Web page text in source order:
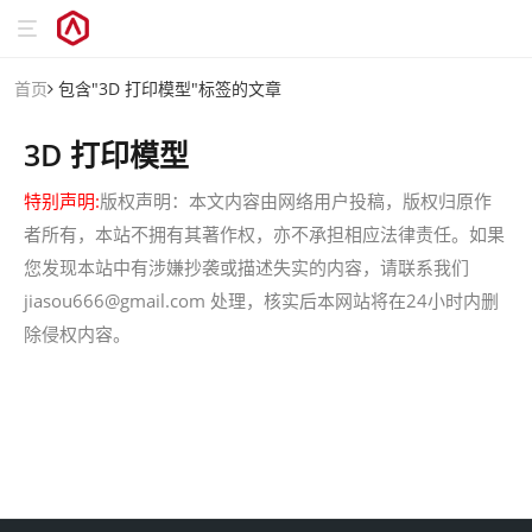
首页 包含"3D 打印模型"标签的文章
3D 打印模型
特别声明:版权声明：本文内容由网络用户投稿，版权归原作
者所有，本站不拥有其著作权，亦不承担相应法律责任。如果
您发现本站中有涉嫌抄袭或描述失实的内容，请联系我们
jiasou666@gmail.com 处理，核实后本网站将在24小时内删
除侵权内容。